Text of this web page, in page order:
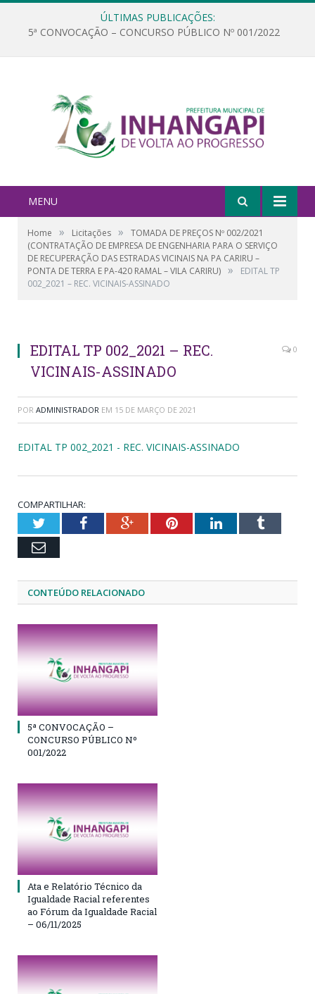
ÚLTIMAS PUBLICAÇÕES:
5ª CONVOCAÇÃO – CONCURSO PÚBLICO Nº 001/2022
MENU
Home » Licitações »
TOMADA DE PREÇOS Nº 002/2021
(CONTRATAÇÃO DE EMPRESA DE ENGENHARIA PARA O SERVIÇO
DE RECUPERAÇÃO DAS ESTRADAS VICINAIS NA PA CARIRU –
PONTA DE TERRA E PA-420 RAMAL – VILA CARIRU) »
EDITAL TP
002_2021 – REC. VICINAIS-ASSINADO
EDITAL TP 002_2021 – REC.
VICINAIS-ASSINADO
0
POR ADMINISTRADOR EM 15 DE MARÇO DE 2021
EDITAL TP 002_2021 - REC. VICINAIS-ASSINADO
COMPARTILHAR:
TwitterFacebookGoogle+PinterestLinkedInTumblr
Email
CONTEÚDO RELACIONADO
5ª CONVOCAÇÃO –
CONCURSO PÚBLICO Nº
001/2022
Ata e Relatório Técnico da
Igualdade Racial referentes
ao Fórum da Igualdade Racial
– 06/11/2025